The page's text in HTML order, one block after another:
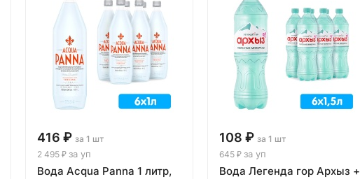
416 ₽ за 1 шт
2 495 ₽ за уп
Вода Acqua Panna 1 литр,
108 ₽ за 1 шт
645 ₽ за уп
Вода Легенда гор Архыз +